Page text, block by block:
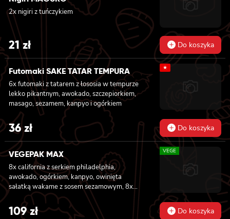
sezamem, panierowane w chrupiącej panko,
8x california z łososiem wędzonym,
ogórkiem, awokado, szczypiorkiem, sosem
teriyaki i sezamem, panierowane w
chrupiącej panko.
2x nigiri z tuńczykiem
21zł Do koszyka
Futomaki SAKE TATAR TEMPURA
6x futomaki z tatarem z łososia w tempurze
lekko pikantnym, awokado, szczepiorkiem,
masago, sezamem, kanpyo i ogórkiem
★
36zł Do koszyka
VEGEPAK MAX
8x california z serkiem philadelphia,
awokado, ogórkiem, kanpyo, owinięta
sałatką wakame z sosem sezamowym, 8x
california z serkiem philadelphia, awokado,
jabłkiem, owinięta opalonym cheddarem, z
sosem teriyaki, 8x california z serkiem
VEGE
109zł Do koszyka